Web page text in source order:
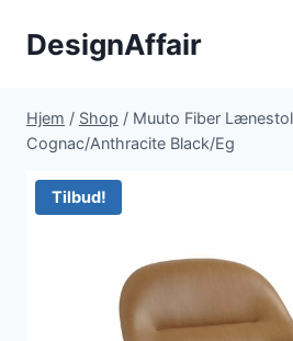
DesignAffair
Hjem / Shop / Muuto Fiber
Cognac/Anthracite Black/Eg
Tilbud!